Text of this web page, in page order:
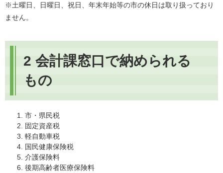
※土曜日、日曜日、祝日、年末年始等の市の休日は取り扱っており
ません。
2 会計課窓口で納められる
もの
市・県民税
固定資産税
軽自動車税
国民健康保険税
介護保険料
後期高齢者医療保険料